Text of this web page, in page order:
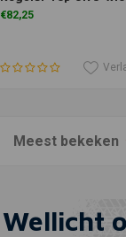
€82,25
Meest bekeken
Wellicht